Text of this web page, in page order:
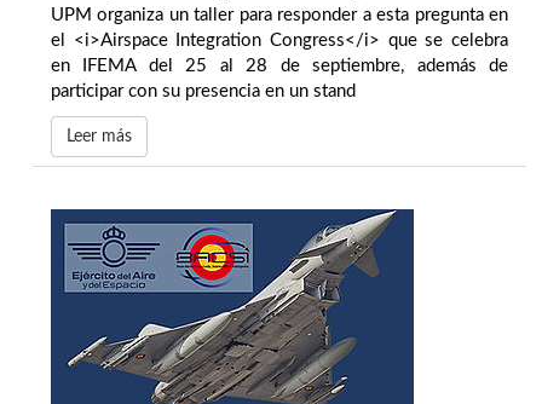
UPM organiza un taller para responder a esta pregunta en
el <i>Airspace Integration Congress</i> que se celebra
en IFEMA del 25 al 28 de septiembre, además de
participar con su presencia en un stand
Leer más